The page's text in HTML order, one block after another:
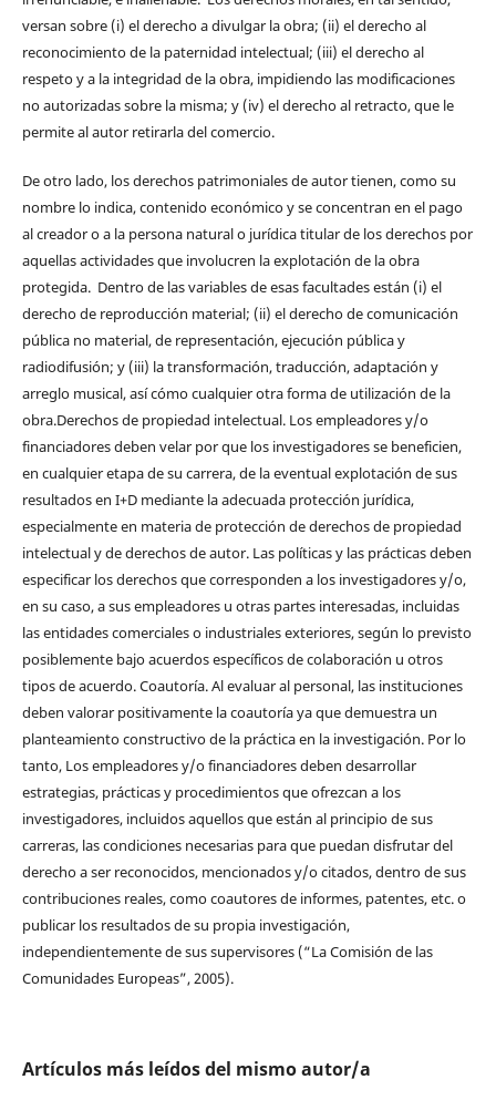
versan sobre (i) el derecho a divulgar la obra; (ii) el derecho al
reconocimiento de la paternidad intelectual; (iii) el derecho al
respeto y a la integridad de la obra, impidiendo las modificaciones
no autorizadas sobre la misma; y (iv) el derecho al retracto, que le
permite al autor retirarla del comercio.
De otro lado, los derechos patrimoniales de autor tienen, como su
nombre lo indica, contenido económico y se concentran en el pago
al creador o a la persona natural o jurídica titular de los derechos por
aquellas actividades que involucren la explotación de la obra
protegida. Dentro de las variables de esas facultades están (i) el
derecho de reproducción material; (ii) el derecho de comunicación
pública no material, de representación, ejecución pública y
radiodifusión; y (iii) la transformación, traducción, adaptación y
arreglo musical, así cómo cualquier otra forma de utilización de la
obra.Derechos de propiedad intelectual. Los empleadores y/o
financiadores deben velar por que los investigadores se beneficien,
en cualquier etapa de su carrera, de la eventual explotación de sus
resultados en I+D mediante la adecuada protección jurídica,
especialmente en materia de protección de derechos de propiedad
intelectual y de derechos de autor. Las políticas y las prácticas deben
especificar los derechos que corresponden a los investigadores y/o,
en su caso, a sus empleadores u otras partes interesadas, incluidas
las entidades comerciales o industriales exteriores, según lo previsto
posiblemente bajo acuerdos específicos de colaboración u otros
tipos de acuerdo. Coautoría. Al evaluar al personal, las instituciones
deben valorar positivamente la coautoría ya que demuestra un
planteamiento constructivo de la práctica en la investigación. Por lo
tanto, Los empleadores y/o financiadores deben desarrollar
estrategias, prácticas y procedimientos que ofrezcan a los
investigadores, incluidos aquellos que están al principio de sus
carreras, las condiciones necesarias para que puedan disfrutar del
derecho a ser reconocidos, mencionados y/o citados, dentro de sus
contribuciones reales, como coautores de informes, patentes, etc. o
publicar los resultados de su propia investigación,
independientemente de sus supervisores (“La Comisión de las
Comunidades Europeas”, 2005).
Artículos más leídos del mismo autor/a